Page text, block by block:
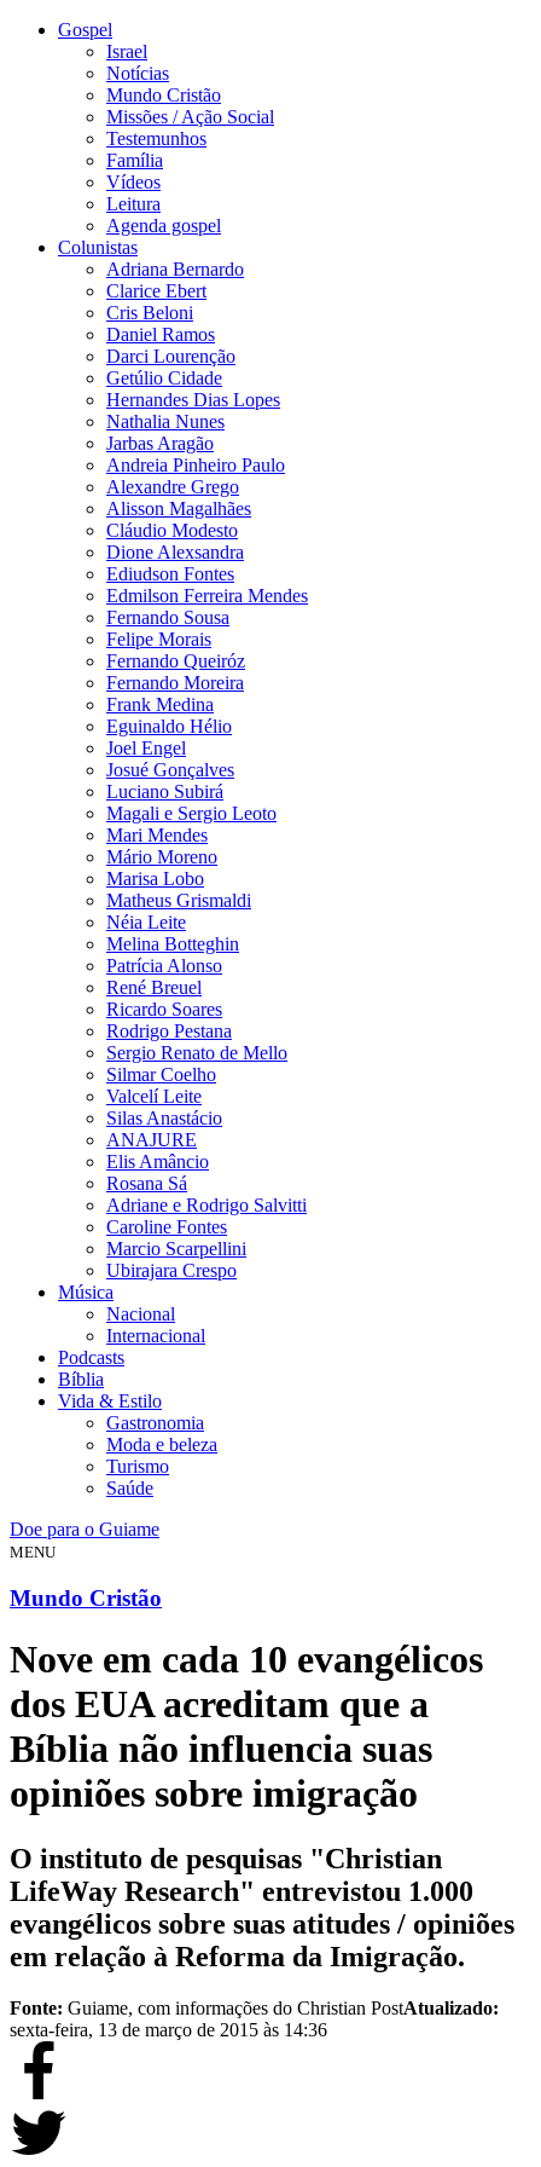
Gospel
Israel
Notícias
Mundo Cristão
Missões / Ação Social
Testemunhos
Família
Vídeos
Leitura
Agenda gospel
Colunistas
Adriana Bernardo
Clarice Ebert
Cris Beloni
Daniel Ramos
Darci Lourenção
Getúlio Cidade
Hernandes Dias Lopes
Nathalia Nunes
Jarbas Aragão
Andreia Pinheiro Paulo
Alexandre Grego
Alisson Magalhães
Cláudio Modesto
Dione Alexsandra
Ediudson Fontes
Edmilson Ferreira Mendes
Fernando Sousa
Felipe Morais
Fernando Queiróz
Fernando Moreira
Frank Medina
Eguinaldo Hélio
Joel Engel
Josué Gonçalves
Luciano Subirá
Magali e Sergio Leoto
Mari Mendes
Mário Moreno
Marisa Lobo
Matheus Grismaldi
Néia Leite
Melina Botteghin
Patrícia Alonso
René Breuel
Ricardo Soares
Rodrigo Pestana
Sergio Renato de Mello
Silmar Coelho
Valcelí Leite
Silas Anastácio
ANAJURE
Elis Amâncio
Rosana Sá
Adriane e Rodrigo Salvitti
Caroline Fontes
Marcio Scarpellini
Ubirajara Crespo
Música
Nacional
Internacional
Podcasts
Bíblia
Vida & Estilo
Gastronomia
Moda e beleza
Turismo
Saúde
Doe para o Guiame
MENU
Mundo Cristão
Nove em cada 10 evangélicos
dos EUA acreditam que a
Bíblia não influencia suas
opiniões sobre imigração
O instituto de pesquisas "Christian
LifeWay Research" entrevistou 1.000
evangélicos sobre suas atitudes / opiniões
em relação à Reforma da Imigração.
Fonte: Guiame, com informações do Christian PostAtualizado:
sexta-feira, 13 de março de 2015 às 14:36